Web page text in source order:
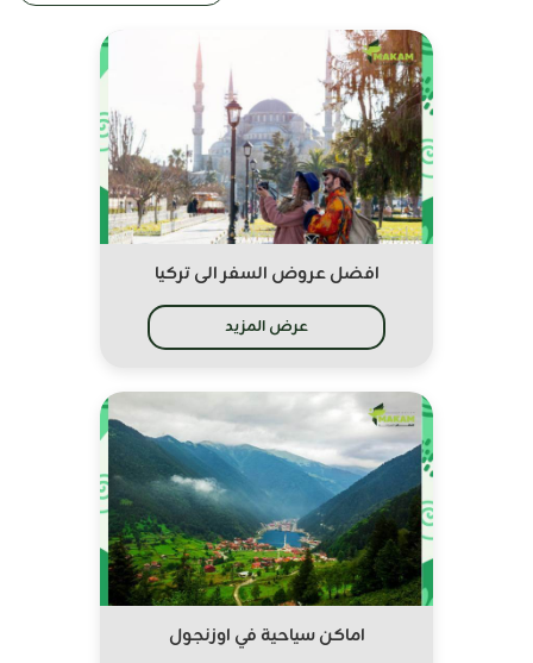
افضل عروض السفر الى تركيا
عرض المزيد
اماكن سياحية في اوزنجول